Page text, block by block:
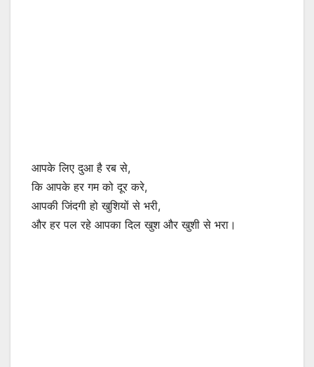
आपके लिए दुआ है रब से,
कि आपके हर गम को दूर करे,
आपकी जिंदगी हो खुशियों से भरी,
और हर पल रहे आपका दिल खुश और खुशी से भरा।